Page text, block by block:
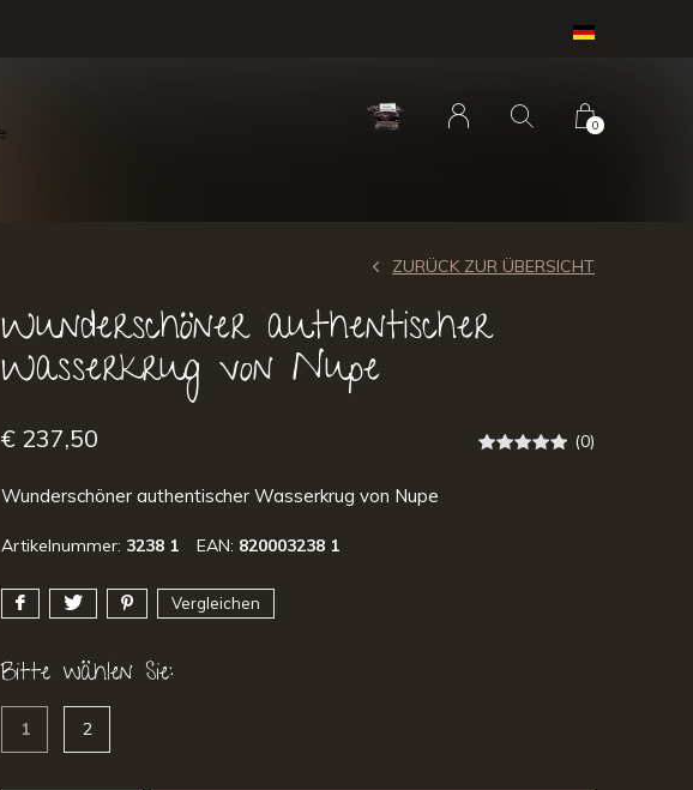
0
Wunderschöner authentischer
Wasserkrug von Nupe
ZURÜCK ZUR ÜBERSICHT
€ 237,50 (0)
Wunderschöner authentischer Wasserkrug von Nupe
Artikelnummer: 3238 1 EAN: 820003238 1
Vergleichen
Bitte wählen Sie:
1 2